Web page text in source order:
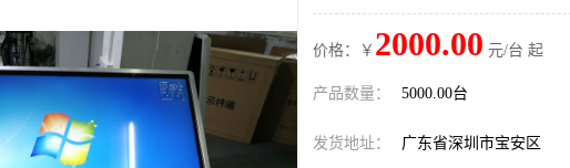
价格：￥ 2000.00 元/台 起
产品数量： 5000.00台
发货地址： 广东省深圳市宝安区